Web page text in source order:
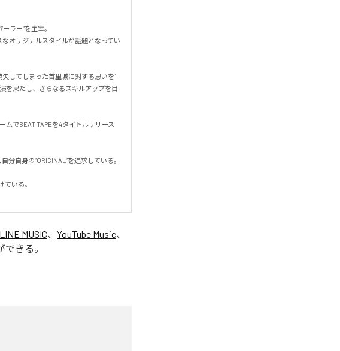
ラー”を主宰。
オリジナルスタイルが話題となってい
失してしまった首里城に対する思いを1
演を果たし、さらなるスキルアップを目
ムでBEAT TAPEを4タイトルリリース
自身の“ORIGINAL”を追求している。
ている。
LINE MUSIC、 YouTube Music、
きる。